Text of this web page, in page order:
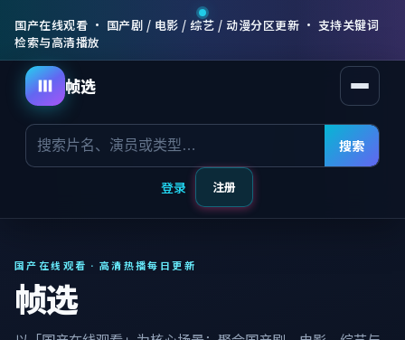
国产在线观看 · 国产剧 / 电影 / 综艺 / 动漫分区更新 · 支持关键词
检索与高清播放
帧选 打开
搜索
登录 注册
国产在线观看 · 高清热播每日更新
帧选